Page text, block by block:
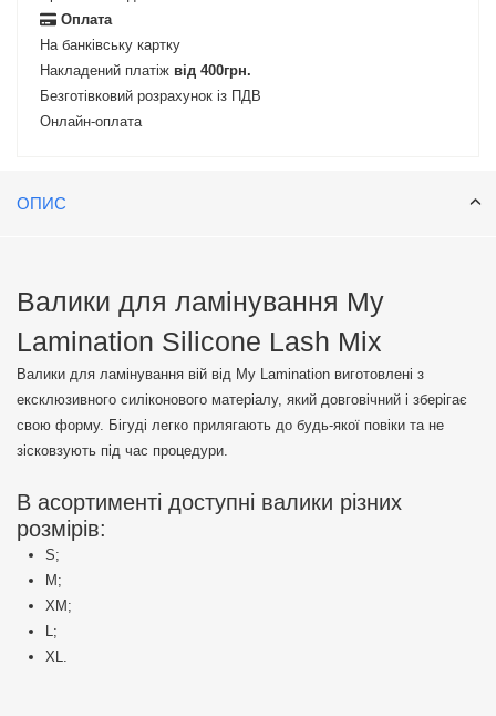
Оплата
На банківську картку
Накладений платіж від 400грн.
Безготівковий розрахунок із ПДВ
Онлайн-оплата
ОПИС
Валики для ламінування My
Lamination Silicone Lash Mix
Валики для ламінування вій від My Lamination виготовлені з
ексклюзивного силіконового матеріалу, який довговічний і зберігає
свою форму. Бігуді легко прилягають до будь-якої повіки та не
зісковзують під час процедури.
В асортименті доступні валики різних
розмірів:
S;
M;
XM;
L;
XL.